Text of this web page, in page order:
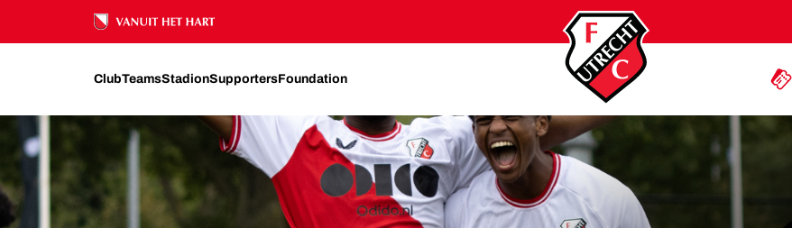
Ons nalatenschap
ClubTeamsStadionSupportersFoundation